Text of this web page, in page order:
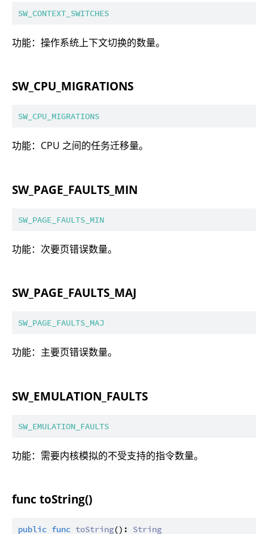
SW_CONTEXT_SWITCHES
功能：操作系统上下文切换的数量。
SW_CPU_MIGRATIONS
SW_CPU_MIGRATIONS
功能：CPU 之间的任务迁移量。
SW_PAGE_FAULTS_MIN
SW_PAGE_FAULTS_MIN
功能：次要页错误数量。
SW_PAGE_FAULTS_MAJ
SW_PAGE_FAULTS_MAJ
功能：主要页错误数量。
SW_EMULATION_FAULTS
SW_EMULATION_FAULTS
功能：需要内核模拟的不受支持的指令数量。
func toString()
public func toString(): String